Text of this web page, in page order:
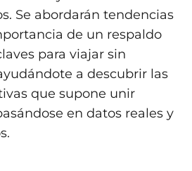
Se abordarán tendencias
de un respaldo
para viajar sin
a descubrir las
que supone unir
en datos reales y